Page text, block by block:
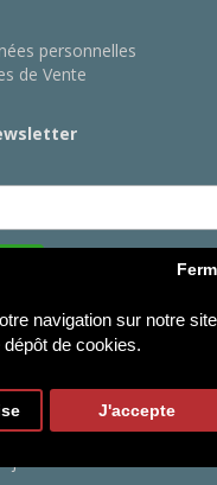
navigation sur notre
de cookies.
J'accepte
personnelles
de Vente
sur les traitements de
Arbre Perché